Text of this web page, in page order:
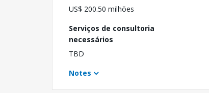
US$ 200.50 milhões
Serviços de consultoria
necessários
TBD
Notes